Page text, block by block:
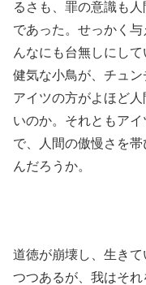
るさも、罪の意識も
であった。せっかく
んなにも台無しにし
健気な小鳥が、チュン
アイツの方がよほど
いのか。それともア
で、人間の傲慢さを
んだろうか。
道徳が崩壊し、生き
つつあるが、我はそ